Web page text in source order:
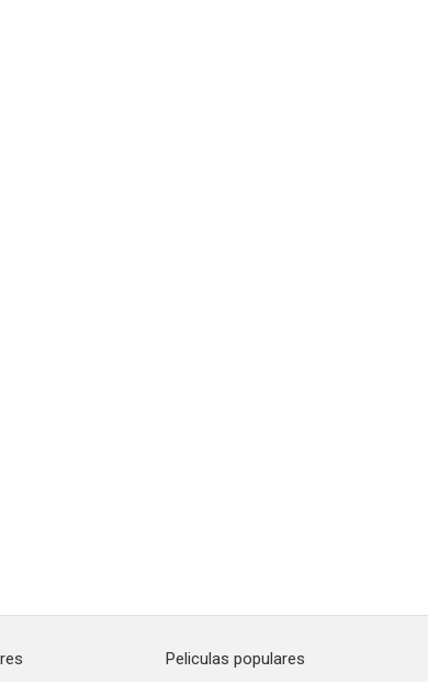
Peliculas populares